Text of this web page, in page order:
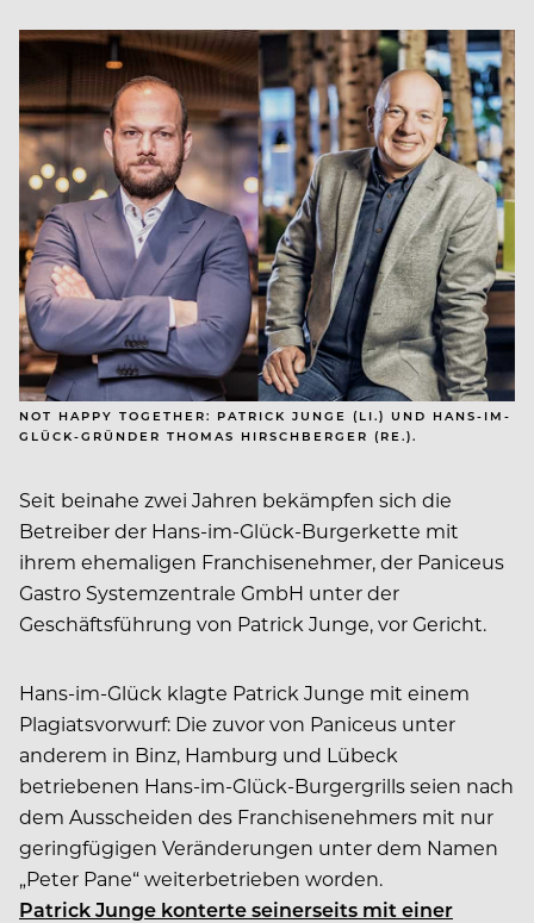
NOT HAPPY TOGETHER: PATRICK JUNGE (LI.) UND HANS-IM-
GLÜCK-GRÜNDER THOMAS HIRSCHBERGER (RE.).
Seit beinahe zwei Jahren bekämpfen sich die
Betreiber der Hans-im-Glück-Burgerkette mit
ihrem ehemaligen Franchisenehmer, der Paniceus
Gastro Systemzentrale GmbH unter der
Geschäftsführung von Patrick Junge, vor Gericht.
Hans-im-Glück klagte Patrick Junge mit einem
Plagiatsvorwurf: Die zuvor von Paniceus unter
anderem in Binz, Hamburg und Lübeck
betriebenen Hans-im-Glück-Burgergrills seien nach
dem Ausscheiden des Franchisenehmers mit nur
geringfügigen Veränderungen unter dem Namen
„Peter Pane“ weiterbetrieben worden.
Patrick Junge konterte seinerseits mit einer